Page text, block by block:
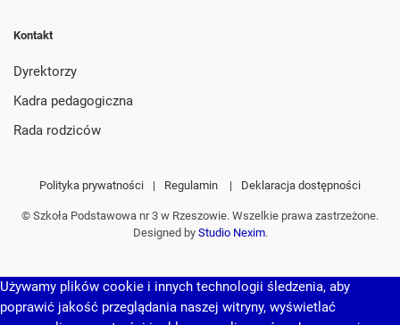
Kontakt
Dyrektorzy
Kadra pedagogiczna
Rada rodziców
Polityka prywatności | Regulamin | Deklaracja dostępności
© Szkoła Podstawowa nr 3 w Rzeszowie. Wszelkie prawa zastrzeżone.
Designed by Studio Nexim.
Używamy plików cookie i innych technologii śledzenia, aby
poprawić jakość przeglądania naszej witryny, wyświetlać